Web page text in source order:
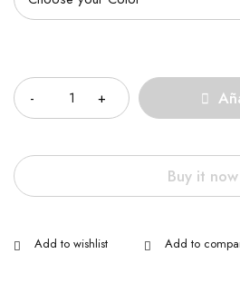
Buy it now